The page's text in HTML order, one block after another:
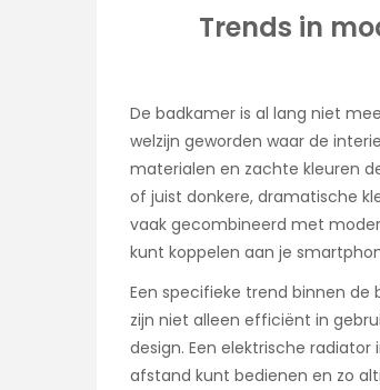
Trends in
De badkamer is al lang niet
welzijn geworden waar de
materialen en zachte kleuren
of juist donkere, dramatische
vaak gecombineerd met
kunt koppelen aan je
Een specifieke trend binnen de
zijn niet alleen efficiënt in
design. Een elektrische
afstand kunt bedienen en zo